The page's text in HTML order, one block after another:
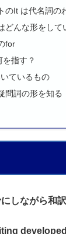
のIt は代名詞の
どんな形をして
for
指す？
ているもの
問詞の形を知る
しながら和